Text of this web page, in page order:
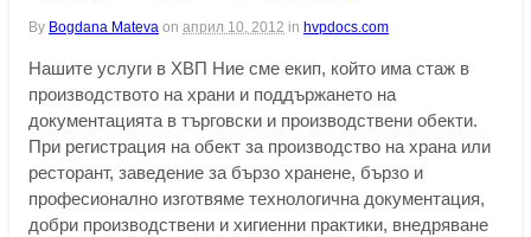
By Bogdana Mateva on април 10, 2012 in hvpdocs.com
Нашите услуги в ХВП Ние сме екип, който има стаж в
производството на храни и поддържането на
документацията в търговски и производствени обекти.
При регистрация на обект за производство на храна или
ресторант, заведение за бързо хранене, бързо и
професионално изготвяме технологична документация,
добри производствени и хигиенни практики, внедряване